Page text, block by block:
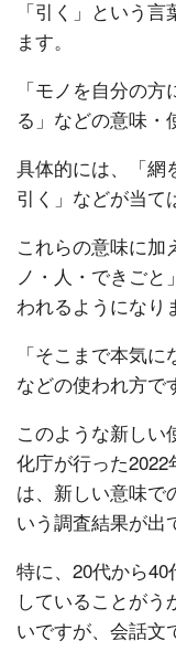
「引く」という
ます。
「モノを自分の
る」などの意味・
具体的には、「網
引く」などが当て
これらの意味に加
ノ・人・できご
われるようになり
「そこまで本気
などの使われ方で
このような新しい
化庁が行った
は、新しい意味で
いう調査結果が出
特に、20代から
していることが
いですが、会話文